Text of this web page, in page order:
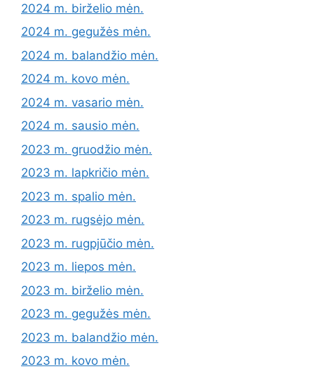
2024 m. birželio mėn.
2024 m. gegužės mėn.
2024 m. balandžio mėn.
2024 m. kovo mėn.
2024 m. vasario mėn.
2024 m. sausio mėn.
2023 m. gruodžio mėn.
2023 m. lapkričio mėn.
2023 m. spalio mėn.
2023 m. rugsėjo mėn.
2023 m. rugpjūčio mėn.
2023 m. liepos mėn.
2023 m. birželio mėn.
2023 m. gegužės mėn.
2023 m. balandžio mėn.
2023 m. kovo mėn.